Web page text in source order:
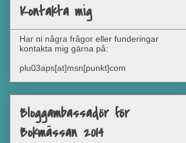
Kontakta mig
Har ni några frågor eller funderingar
kontakta mig gärna på:
plu03aps[at]msn[punkt]com
Bloggambassadör för
Bokmässan 2014